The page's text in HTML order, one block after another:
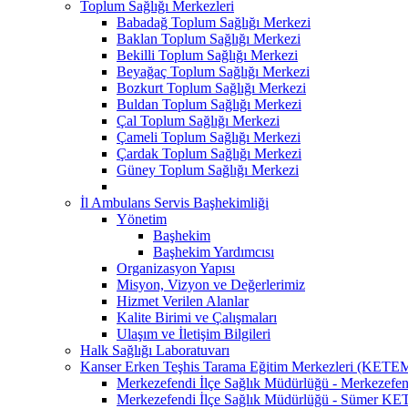
Toplum Sağlığı Merkezleri
Babadağ Toplum Sağlığı Merkezi
Baklan Toplum Sağlığı Merkezi
Bekilli Toplum Sağlığı Merkezi
Beyağaç Toplum Sağlığı Merkezi
Bozkurt Toplum Sağlığı Merkezi
Buldan Toplum Sağlığı Merkezi
Çal Toplum Sağlığı Merkezi
Çameli Toplum Sağlığı Merkezi
Çardak Toplum Sağlığı Merkezi
Güney Toplum Sağlığı Merkezi
İl Ambulans Servis Başhekimliği
Yönetim
Başhekim
Başhekim Yardımcısı
Organizasyon Yapısı
Misyon, Vizyon ve Değerlerimiz
Hizmet Verilen Alanlar
Kalite Birimi ve Çalışmaları
Ulaşım ve İletişim Bilgileri
Halk Sağlığı Laboratuvarı
Kanser Erken Teşhis Tarama Eğitim Merkezleri
Merkezefendi İlçe Sağlık Müdürlüğü -
Merkezefendi İlçe Sağlık Müdürlüğü - Sümer